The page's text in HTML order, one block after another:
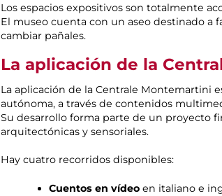
Los espacios expositivos son totalmente
El museo cuenta con un aseo destinado a
cambiar pañales.
La aplicación de la
La aplicación de la Centrale Montemartini
autónoma, a través de contenidos
Su desarrollo forma parte de un proyecto
arquitectónicas y sensoriales.
Hay cuatro recorridos disponibles:
Cuentos en vídeoen italiano e